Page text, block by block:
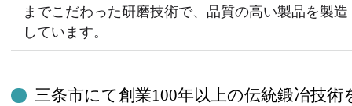
までこだわった研磨技術で、品質の高い製品を製造
しています。
三条市にて創業100年以上の伝統鍛冶技術